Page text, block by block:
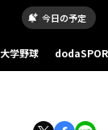
今日の予定
学野球